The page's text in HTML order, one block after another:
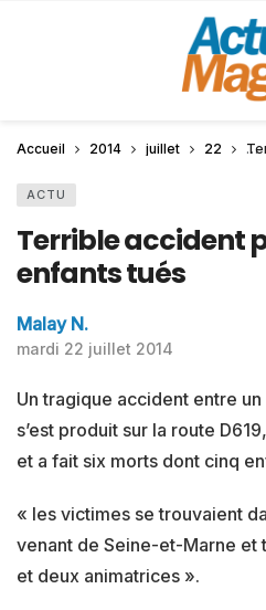
Accueil 2014 juillet 22
ACTU
Terrible accident
enfants tués
Malay N.
mardi 22 juillet 2014
Un tragique accident entre
s’est produit sur la route
et a fait six morts dont cinq
« les victimes se trouvaient
venant de Seine-et-Marne et
et deux animatrices ».